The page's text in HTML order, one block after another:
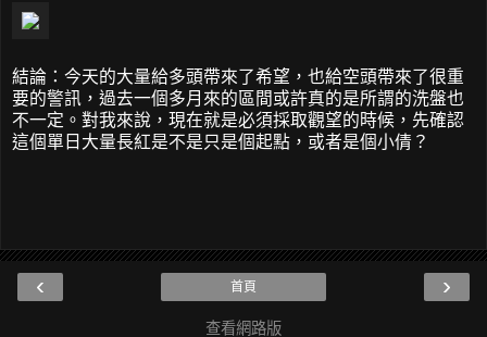
結論：今天的大量給多頭帶來了希望，也給空頭帶來了很重
要的警訊，過去一個多月來的區間或許真的是所謂的洗盤也
不一定。對我來說，現在就是必須採取觀望的時候，先確認
這個單日大量長紅是不是只是個起點，或者是個小倩？
‹ ›
首頁
查看網路版